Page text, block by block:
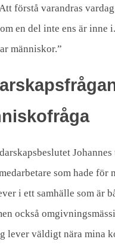
förstå varandras
en del inte ens är inne
människor.”
som hade för
i ett samhälle som är
också
lever väldigt nära mina